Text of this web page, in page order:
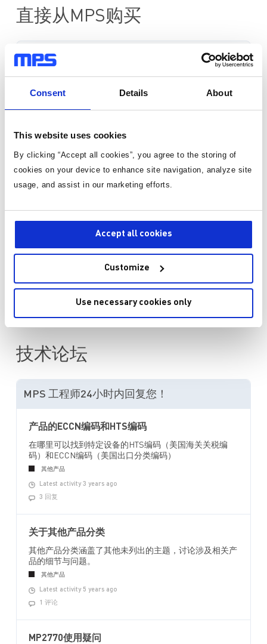
Consent Details About
This website uses cookies
By clicking “Accept all cookies”, you agree to the storing of
cookies on your device to enhance site navigation, analyze site
usage, and assist in our marketing efforts.
Accept all cookies
Customize
Use necessary cookies only
直接从MPS购买
标准定价
1 ¥71.30 /片
有货
3-10个工作日内到货。 每单运费仅为 5 美元。
加入购物车
询价或技术支持
技术论坛
MPS 工程师24小时内回复您！
产品的ECCN编码和HTS编码
在哪里可以找到特定设备的HTS编码（美国海关关税编
码）和ECCN编码（美国出口分类编码）
其他产品
Latest activity 3 years ago
3 回复
关于其他产品分类
其他产品分类涵盖了其他未列出的主题，讨论涉及相关产
品的细节与问题。
其他产品
Latest activity 5 years ago
1 评论
MP2770使用疑问